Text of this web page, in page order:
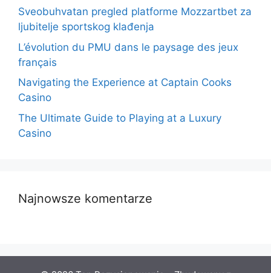
Sveobuhvatan pregled platforme Mozzartbet za
ljubitelje sportskog klađenja
L’évolution du PMU dans le paysage des jeux
français
Navigating the Experience at Captain Cooks
Casino
The Ultimate Guide to Playing at a Luxury
Casino
Najnowsze komentarze